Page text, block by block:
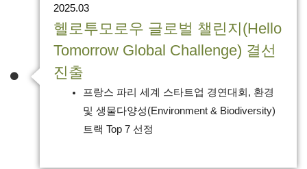
2025.03
헬로투모로우 글로벌 챌린지(Hello
Tomorrow Global Challenge) 결선
진출
프랑스 파리 세계 스타트업 경연대회, 환경
및 생물다양성(Environment & Biodiversity)
트랙 Top 7 선정